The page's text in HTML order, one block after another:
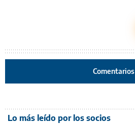
Comentarios
Lo más leído por los socios